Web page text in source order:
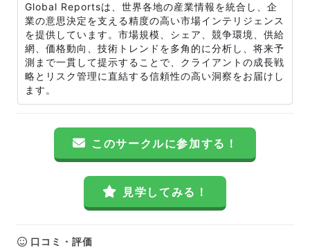
Global Reportsは、世界各地の産業情報を統合し、企
業の意思決定を支える精度の高い市場インテリジェンス
を提供しています。市場規模、シェア、競争環境、供給
網、価格動向、技術トレンドを多角的に分析し、将来予
測まで一貫して提示することで、クライアントの成長戦
略とリスク管理に直結する信頼性の高い洞察をお届けし
ます。
このサークルに参加する！
見学してみる！
口コミ・評価